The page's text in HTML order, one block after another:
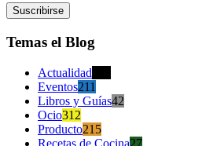
Temas el Blog
Actualidad
Eventos211
Libros y Guías42
Ocio312
Producto215
Recetas de Cocina27